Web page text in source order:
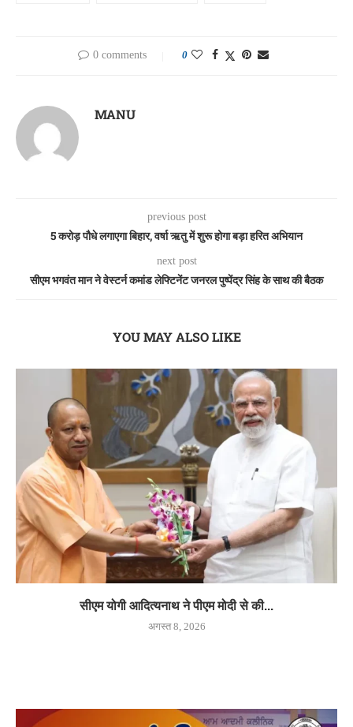
0 comments 0
MANU
previous post
5 करोड़ पौधे लगाएगा बिहार, वर्षा ऋतु में शुरू होगा बड़ा हरित अभियान
next post
सीएम भगवंत मान ने वेस्टर्न कमांड लेफ्टिनेंट जनरल पुष्पेंद्र सिंह के साथ की बैठक
YOU MAY ALSO LIKE
सीएम योगी आदित्यनाथ ने पीएम मोदी से की...
अगस्त 8, 2026